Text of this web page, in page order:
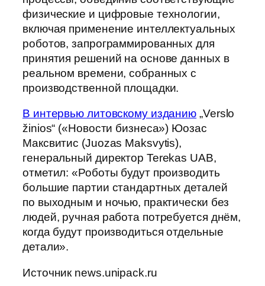
физические и цифровые технологии,
включая применение интеллектуальных
роботов, запрограммированных для
принятия решений на основе данных в
реальном времени, собранных с
производственной площадки.
В интервью литовскому изданию „Verslo
žinios“ («Новости бизнеса») Юозас
Максвитис (Juozas Maksvytis),
генеральный директор Terekas UAB,
отметил: «Роботы будут производить
большие партии стандартных деталей
по выходным и ночью, практически без
людей, ручная работа потребуется днём,
когда будут производиться отдельные
детали».
Источник news.unipack.ru